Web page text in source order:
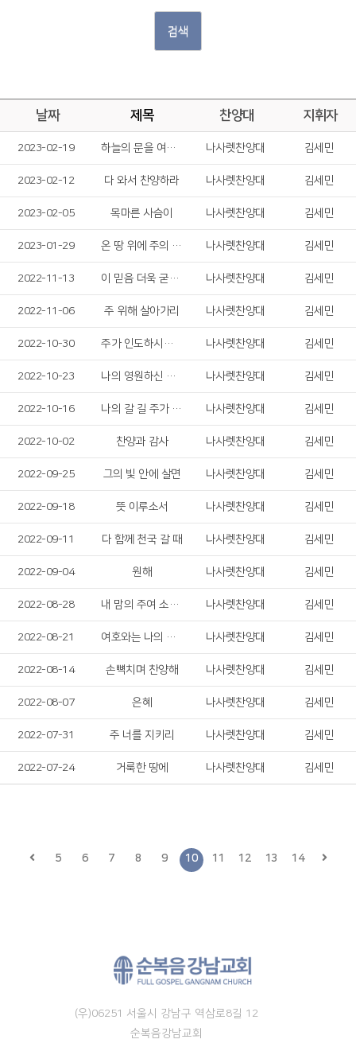
검색
날짜 제목 찬양대 지휘자
2023-02-19 하늘의 문을 여소서 나사렛찬양대 김세민
2023-02-12 다 와서 찬양하라 나사렛찬양대 김세민
2023-02-05 목마른 사슴이 나사렛찬양대 김세민
2023-01-29 온 땅 위에 주의 이름 나사렛찬양대 김세민
2022-11-13 이 믿음 더욱 굳세라 나사렛찬양대 김세민
2022-11-06 주 위해 살아가리 나사렛찬양대 김세민
2022-10-30 주가 인도하시리라 나사렛찬양대 김세민
2022-10-23 나의 영원하신 기업 나사렛찬양대 김세민
2022-10-16 나의 갈 길 주가 인도하시네 나사렛찬양대 김세민
2022-10-02 찬양과 감사 나사렛찬양대 김세민
2022-09-25 그의 빛 안에 살면 나사렛찬양대 김세민
2022-09-18 뜻 이루소서 나사렛찬양대 김세민
2022-09-11 다 함께 천국 갈 때 나사렛찬양대 김세민
2022-09-04 원해 나사렛찬양대 김세민
2022-08-28 내 맘의 주여 소망되소서 나사렛찬양대 김세민
2022-08-21 여호와는 나의 목자 나사렛찬양대 김세민
2022-08-14 손뼉치며 찬양해 나사렛찬양대 김세민
2022-08-07 은혜 나사렛찬양대 김세민
2022-07-31 주 너를 지키리 나사렛찬양대 김세민
2022-07-24 거룩한 땅에 나사렛찬양대 김세민
5 6 7 8 9 10 11 12 13 14
(우)06251 서울시 강남구 역삼로8길 12
순복음강남교회